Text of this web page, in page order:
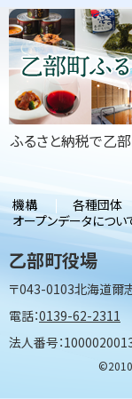
サ
イ
ド
・
メ
ニ
ュ
ー
ピ
ッ
ク
ア
ッ
プ
ふるさと納税で乙部
乙部町役場
〒043-0103北海道爾
電話：0139-62-2311
法人番号：
機構 各種団体
オープンデータについ
©2010